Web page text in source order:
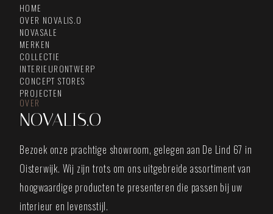
HOME
OVER NOVALIS.O
NOVASALE
MERKEN
COLLECTIE
INTERIEURONTWERP
CONCEPT STORES
PROJECTEN
OVER
NOVALIS.O
Bezoek onze prachtige showroom, gelegen aan De Lind 67 in
Oisterwijk. Wij zijn trots om ons uitgebreide assortiment van
hoogwaardige producten te presenteren die passen bij uw
interieur en levensstijl.